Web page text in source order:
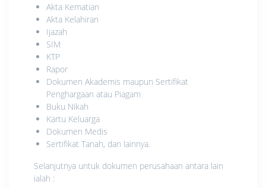
Akta Kematian
Akta Kelahiran
Ijazah
SIM
KTP
Rapor
Dokumen Akademis maupun Sertifikat
Penghargaan atau Piagam
Buku Nikah
Kartu Keluarga
Dokumen Medis
Sertifikat Tanah, dan lainnya.
Selanjutnya untuk dokumen perusahaan antara lain
ialah :